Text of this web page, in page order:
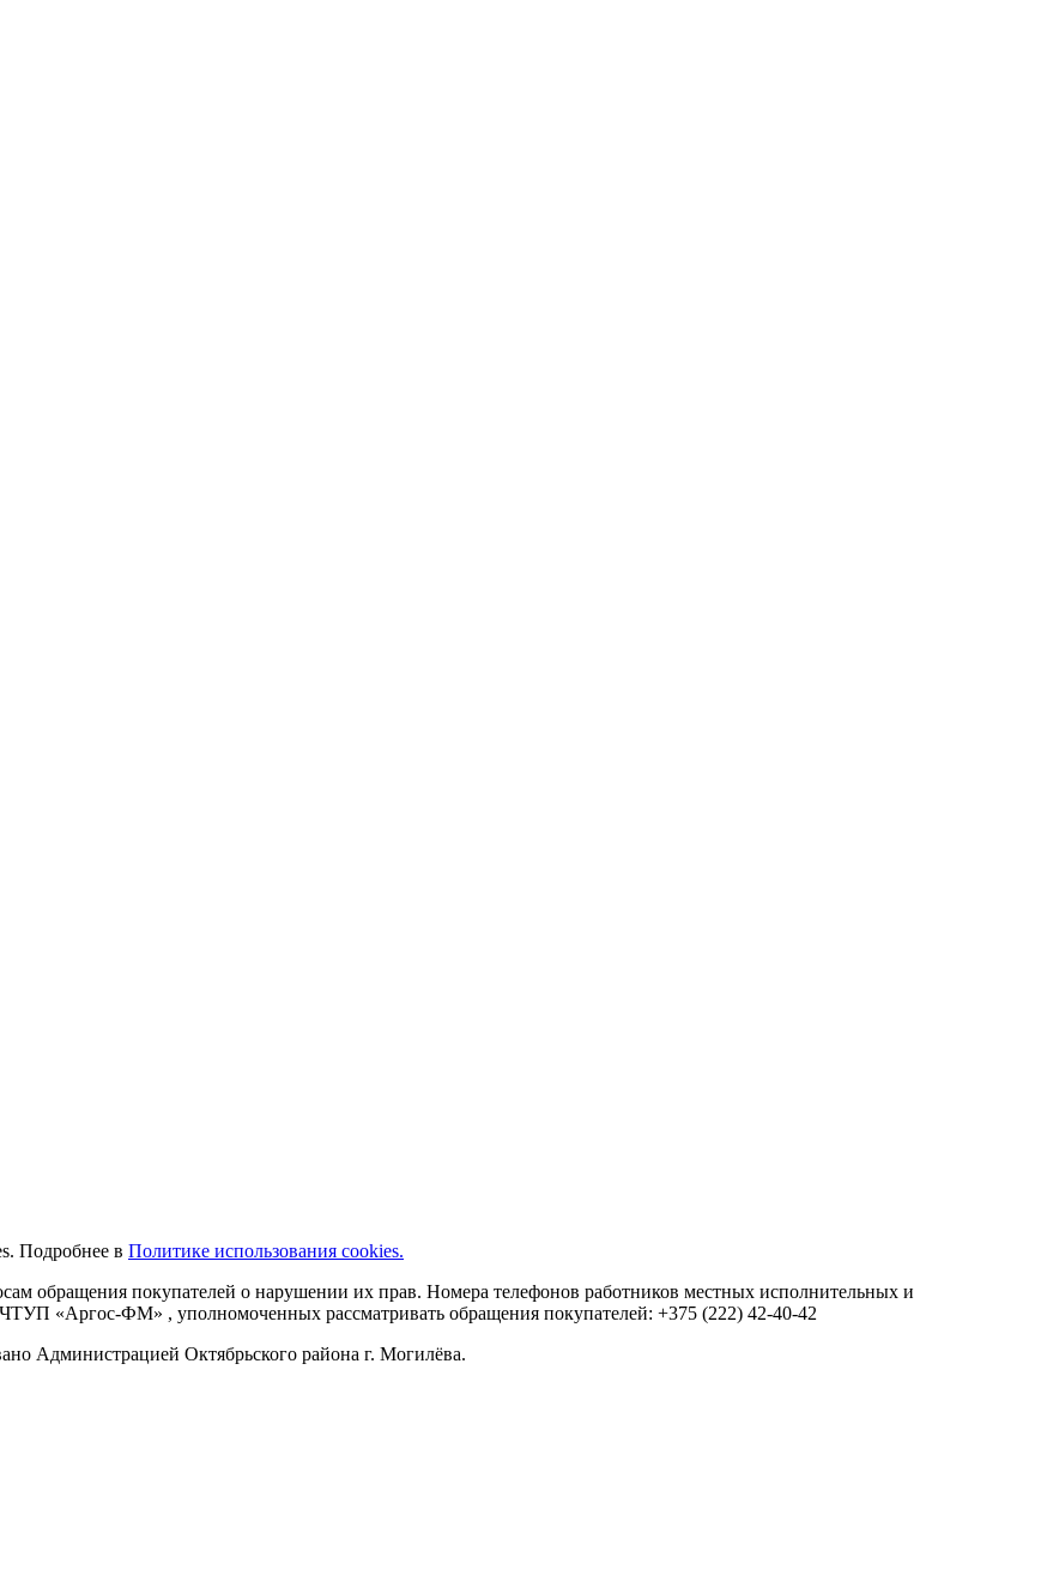
Подробнее в Политике использования cookies.
обращения покупателей о нарушении их прав. Номера телефонов работников местных исполнительных и
ЧТУП «Аргос-ФМ» , уполномоченных рассматривать обращения покупателей: +375 (222) 42-40-42
Администрацией Октябрьского района г. Могилёва.